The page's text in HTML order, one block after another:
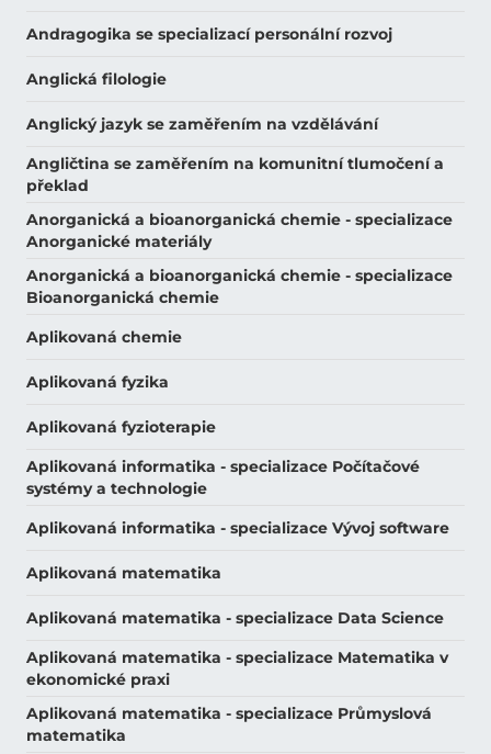
Andragogika se specializací personální rozvoj
Anglická filologie
Anglický jazyk se zaměřením na vzdělávání
Angličtina se zaměřením na komunitní tlumočení a
překlad
Anorganická a bioanorganická chemie - specializace
Anorganické materiály
Anorganická a bioanorganická chemie - specializace
Bioanorganická chemie
Aplikovaná chemie
Aplikovaná fyzika
Aplikovaná fyzioterapie
Aplikovaná informatika - specializace Počítačové
systémy a technologie
Aplikovaná informatika - specializace Vývoj software
Aplikovaná matematika
Aplikovaná matematika - specializace Data Science
Aplikovaná matematika - specializace Matematika v
ekonomické praxi
Aplikovaná matematika - specializace Průmyslová
matematika